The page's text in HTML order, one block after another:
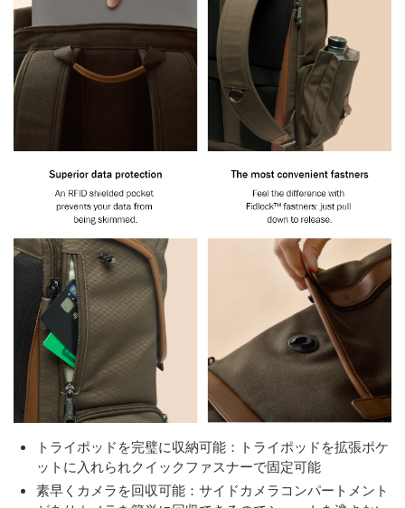
トライポッドを完璧に収納可能：トライポッドを拡張ポケ
ットに入れられクイックファスナーで固定可能
素早くカメラを回収可能：サイドカメラコンパートメント